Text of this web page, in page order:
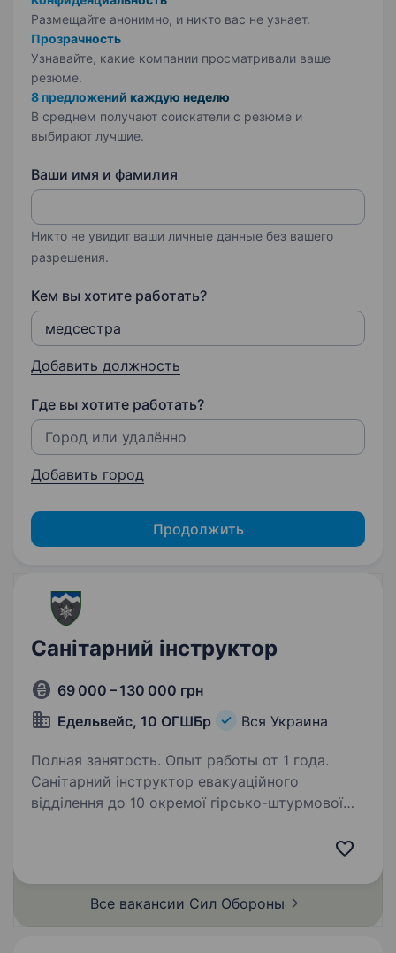
Размещайте анонимно, и никто вас не узнает.
Прозрачность
Узнавайте, какие компании просматривали ваше
резюме.
8 предложений каждую неделю
В среднем получают соискатели с резюме и
выбирают лучшие.
Ваши имя и фамилия
Никто не увидит ваши личные данные без вашего
разрешения.
Кем вы хотите работать?
Добавить должность
Где вы хотите работать?
Добавить город
Продолжить
Санітарний інструктор
69 000 – 130 000 грн
Едельвейс, 10 ОГШБр
Вся Украина
Полная занятость. Опыт работы от 1 года.
Санітарний інструктор евакуаційного
відділення до 10 окремої гірсько-штурмової
українську землю від…
Все вакансии Сил Обороны